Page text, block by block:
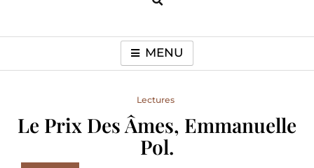
MENU
Lectures
Le Prix Des Âmes, Emmanuelle
Pol.